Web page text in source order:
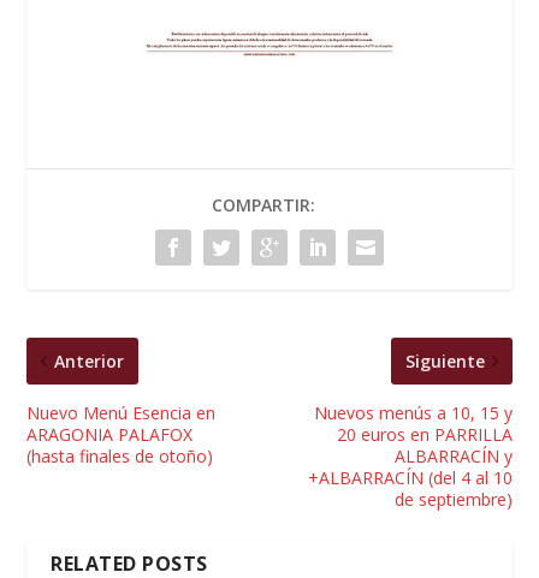
COMPARTIR:
Anterior
Nuevo Menú Esencia en
ARAGONIA PALAFOX
(hasta finales de otoño)
Siguiente
Nuevos menús a 10, 15 y
20 euros en PARRILLA
ALBARRACÍN y
+ALBARRACÍN (del 4 al 10
de septiembre)
RELATED POSTS